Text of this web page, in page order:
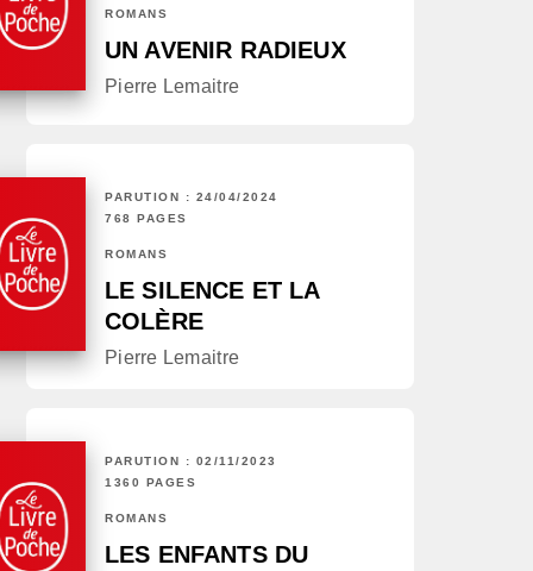
ROMANS
UN AVENIR RADIEUX
Pierre Lemaitre
PARUTION : 24/04/2024
768 PAGES
ROMANS
LE SILENCE ET LA
COLÈRE
Pierre Lemaitre
PARUTION : 02/11/2023
1360 PAGES
ROMANS
LES ENFANTS DU